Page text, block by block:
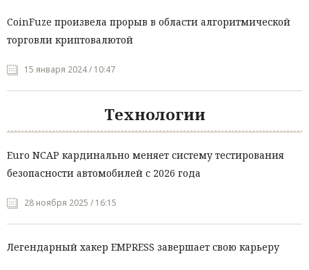
CoinFuze произвела прорыв в области алгоритмической
торговли криптовалютой
15 января 2024 / 10:47
Технологии
Euro NCAP кардинально меняет систему тестирования
безопасности автомобилей с 2026 года
28 ноября 2025 / 16:15
Легендарный хакер EMPRESS завершает свою карьеру